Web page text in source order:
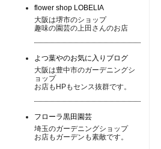
flower shop LOBELIA
大阪は堺市のショップ
趣味の園芸の上田さんのお店
よつ葉やのお気に入りブログ
大阪は豊中市のガーデニングシ
ョップ
お店もHPもセンス抜群です。
フローラ黒田園芸
埼玉のガーデニングショップ
お店もガーデンも素敵です。